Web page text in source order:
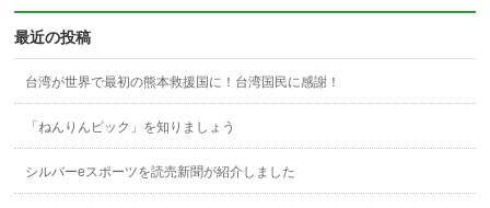
最近の投稿
台湾が世界で最初の熊本救援国に！台湾国民に感謝！
「ねんりんピック」を知りましょう
シルバーeスポーツを読売新聞が紹介しました